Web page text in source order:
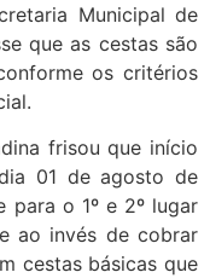
Municipal de
que as cestas são
os critérios
frisou que início
01 de agosto de
para o 1º e 2º lugar
ao invés de cobrar
cestas básicas que